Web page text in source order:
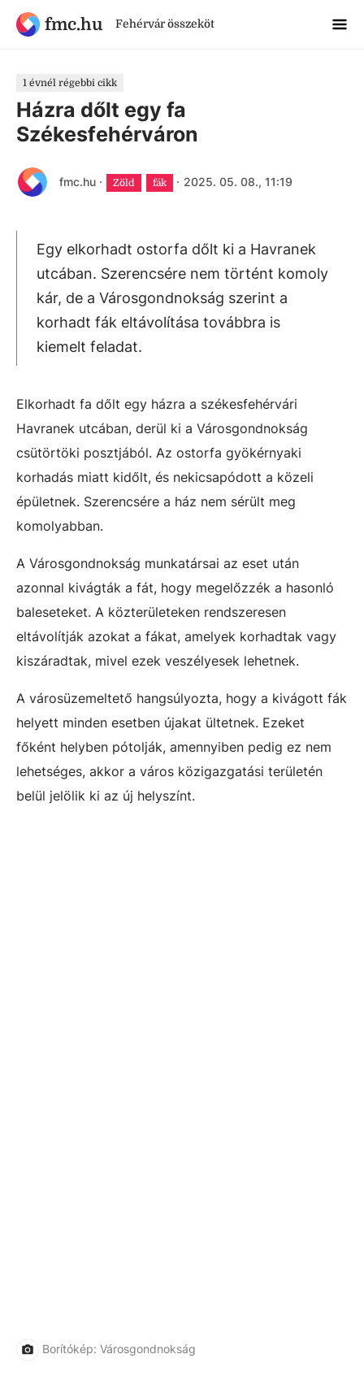
fmc.hu Fehérvár összeköt
1 évnél régebbi cikk
Házra dőlt egy fa
Székesfehérváron
fmc.hu · Zöld fák · 2025. 05. 08., 11:19
Egy elkorhadt ostorfa dőlt ki a Havranek
utcában. Szerencsére nem történt komoly
kár, de a Városgondnokság szerint a
korhadt fák eltávolítása továbbra is
kiemelt feladat.
Elkorhadt fa dőlt egy házra a székesfehérvári
Havranek utcában, derül ki a Városgondnokság
csütörtöki posztjából. Az ostorfa gyökérnyaki
korhadás miatt kidőlt, és nekicsapódott a közeli
épületnek. Szerencsére a ház nem sérült meg
komolyabban.
A Városgondnokság munkatársai az eset után
azonnal kivágták a fát, hogy megelőzzék a hasonló
baleseteket. A közterületeken rendszeresen
eltávolítják azokat a fákat, amelyek korhadtak vagy
kiszáradtak, mivel ezek veszélyesek lehetnek.
A városüzemeltető hangsúlyozta, hogy a kivágott fák
helyett minden esetben újakat ültetnek. Ezeket
főként helyben pótolják, amennyiben pedig ez nem
lehetséges, akkor a város közigazgatási területén
belül jelölik ki az új helyszínt.
Borítókép: Városgondnokság